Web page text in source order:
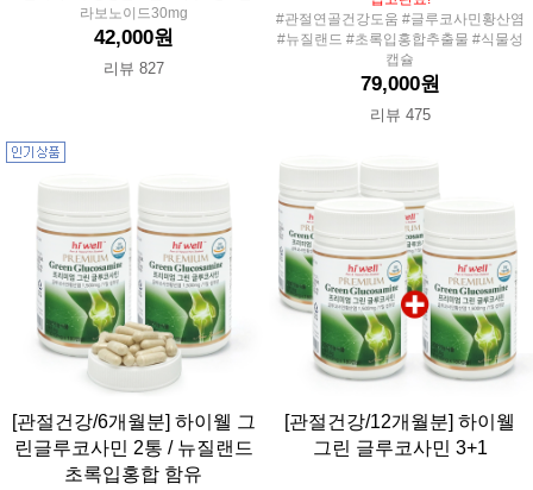
라보노이드30mg
42,000원
리뷰 827
#관절연골건강도움 #글루코사민황산염
#뉴질랜드 #초록입홍합추출물 #식물성
캡슐
79,000원
리뷰 475
[관절건강/6개월분] 하이웰 그
린글루코사민 2통 / 뉴질랜드
초록입홍합 함유
[관절건강/12개월분] 하이웰
그린 글루코사민 3+1